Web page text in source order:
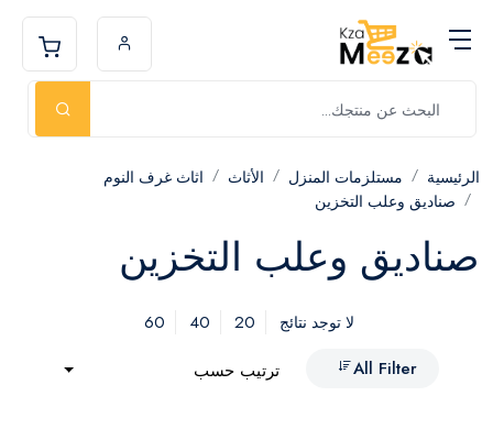
الرئيسية مستلزمات المنزل الأثاث
اثاث غرف النوم
صناديق وعلب التخزين
صناديق وعلب التخزين
لا توجد نتائج 20
40
60
All Filter
ترتيب حسب